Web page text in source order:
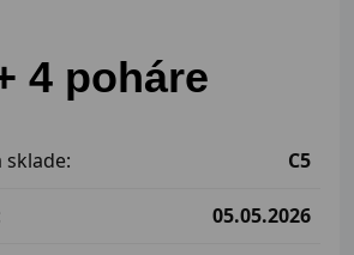
4 poháre
sklade: C5
05.05.2026